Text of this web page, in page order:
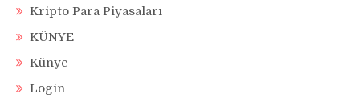
Kripto Para Piyasaları
KÜNYE
Künye
Login